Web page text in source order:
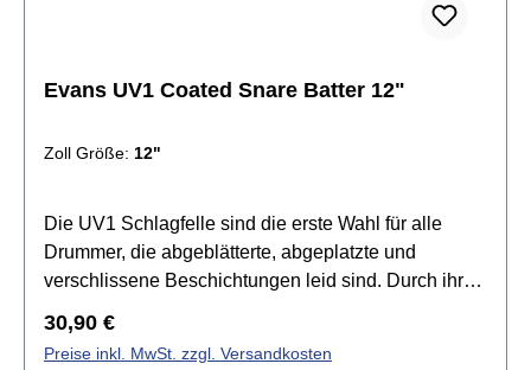
Evans UV1 Coated Snare Batter 12"
Zoll Größe: 12"
Die UV1 Schlagfelle sind die erste Wahl für alle
Drummer, die abgeblätterte, abgeplatzte und
verschlissene Beschichtungen leid sind. Durch ihre
gut für das Besenspiel geeignet. In Kombination mit
der Level 360 Technology™ bietet die UV1 Serie die
Regulärer Preis:
30,90 €
Preise inkl. MwSt. zzgl. Versandkosten